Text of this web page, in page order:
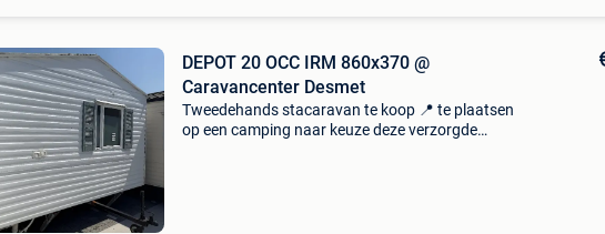
DEPOT 20 OCC IRM 860x370 @
Caravancenter Desmet
Tweedehands stacaravan te koop 📍 te plaatsen
op een camping naar keuze deze verzorgde